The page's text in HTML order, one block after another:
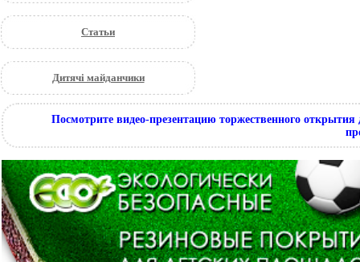
Статьи
Дитячі майданчики
Посмотрите видео-презентацию торжественного